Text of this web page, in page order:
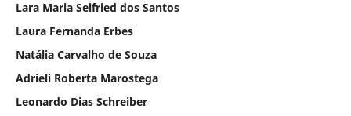
Lara Maria Seifried dos Santos
Laura Fernanda Erbes
Natália Carvalho de Souza
Adrieli Roberta Marostega
Leonardo Dias Schreiber